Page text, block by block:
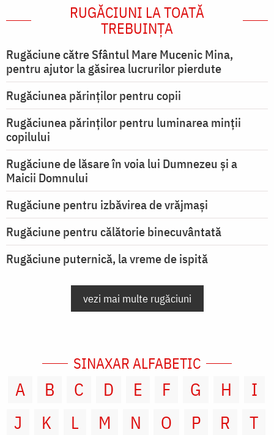
RUGĂCIUNI LA TOATĂ
TREBUINȚA
Rugăciune către Sfântul Mare Mucenic Mina,
pentru ajutor la găsirea lucrurilor pierdute
Rugăciunea părinților pentru copii
Rugăciunea părinților pentru luminarea minţii
copilului
Rugăciune de lăsare în voia lui Dumnezeu şi a
Maicii Domnului
Rugăciune pentru izbăvirea de vrăjmași
Rugăciune pentru călătorie binecuvântată
Rugăciune puternică, la vreme de ispită
vezi mai multe rugăciuni
SINAXAR ALFABETIC
A B C D E F G H
I
J
K L M N O P R
T